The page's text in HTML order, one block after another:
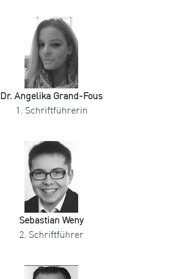
Dr. Angelika Grand-Fous
1. Schriftführerin
Sebastian Weny
2. Schriftführer